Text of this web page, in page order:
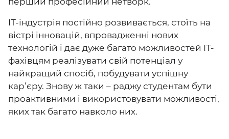
ІТ-індустрія постійно розвивається, стоїть на
вістрі інновацій, впровадженні нових
технологій і дає дуже багато можливостей IT-
фахівцям реалізувати свій потенціал у
найкращий спосіб, побудувати успішну
кар’єру. Знову ж таки – раджу студентам бути
проактивними і використовувати можливості,
яких так багато навколо них.